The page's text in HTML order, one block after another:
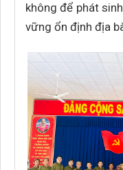
không để phát
vững ổn định địa